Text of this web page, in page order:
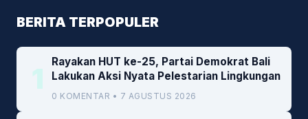
BERITA TERPOPULER
1
Rayakan HUT ke-25, Partai Demokrat Bali
Lakukan Aksi Nyata Pelestarian Lingkungan
0 KOMENTAR • 7 AGUSTUS 2026